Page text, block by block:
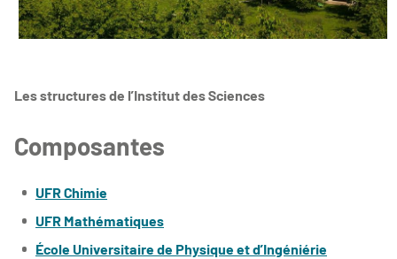
Les structures de l’Institut des Sciences
Composantes
UFR Chimie
UFR Mathématiques
École Universitaire de Physique et d’Ingéniérie